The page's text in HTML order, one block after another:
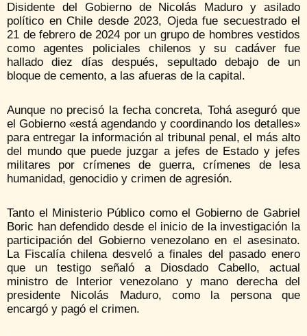
Disidente del Gobierno de Nicolás Maduro y asilado
político en Chile desde 2023, Ojeda fue secuestrado el
21 de febrero de 2024 por un grupo de hombres vestidos
como agentes policiales chilenos y su cadáver fue
hallado diez días después, sepultado debajo de un
bloque de cemento, a las afueras de la capital.
Aunque no precisó la fecha concreta, Tohá aseguró que
el Gobierno «está agendando y coordinando los detalles»
para entregar la información al tribunal penal, el más alto
del mundo que puede juzgar a jefes de Estado y jefes
militares por crímenes de guerra, crímenes de lesa
humanidad, genocidio y crimen de agresión.
Tanto el Ministerio Público como el Gobierno de Gabriel
Boric han defendido desde el inicio de la investigación la
participación del Gobierno venezolano en el asesinato.
La Fiscalía chilena desveló a finales del pasado enero
que un testigo señaló a Diosdado Cabello, actual
ministro de Interior venezolano y mano derecha del
presidente Nicolás Maduro, como la persona que
encargó y pagó el crimen.